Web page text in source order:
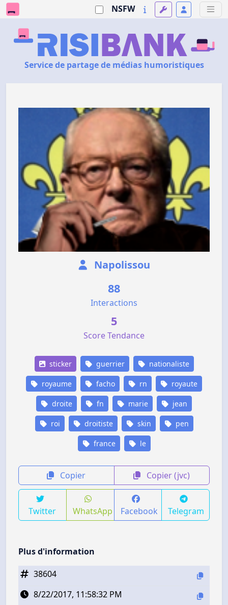
NSFW
Service de partage de médias humoristiques
Napolissou
88
Interactions
5
Score Tendance
sticker guerrier nationaliste
royaume facho rn royaute
droite fn marie jean
roi droitiste skin pen
france le
Copier Copier (jvc)
Twitter WhatsApp Facebook Telegram
Plus d'information
38604
8/22/2017, 11:58:32 PM